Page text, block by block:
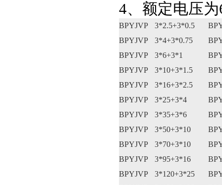
4、额定电压
BPYJVP 3*2.5+3*0.5
BPYJVP
3*4+3*0.75
BPYJVP
3*6+3*1
BPYJVP
3*10+3*1.5
BPYJVP
3*16+3*2.5
BPYJVP
3*25+3*4
BPYJVP
3*35+3*6
BPYJVP
3*50+3*10
BPYJVP
3*70+3*10
BPYJVP
3*95+3*16
BPYJVP
3*120+3*25